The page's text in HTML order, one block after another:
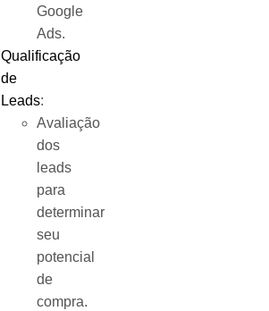
Google
Ads.
Qualificação
de
Leads:
Avaliação
dos
leads
para
determinar
seu
potencial
de
compra.